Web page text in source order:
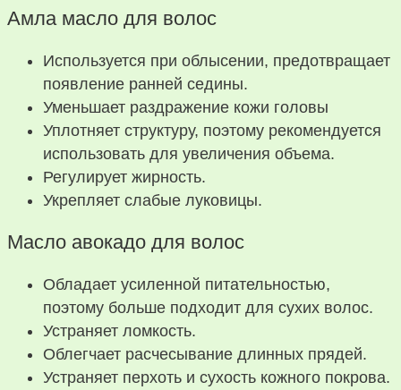
Амла масло для волос
Используется при облысении, предотвращает
появление ранней седины.
Уменьшает раздражение кожи головы
Уплотняет структуру, поэтому рекомендуется
использовать для увеличения объема.
Регулирует жирность.
Укрепляет слабые луковицы.
Масло авокадо для волос
Обладает усиленной питательностью,
поэтому больше подходит для сухих волос.
Устраняет ломкость.
Облегчает расчесывание длинных прядей.
Устраняет перхоть и сухость кожного покрова.